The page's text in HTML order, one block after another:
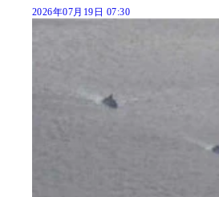
2026年07月19日 07:30